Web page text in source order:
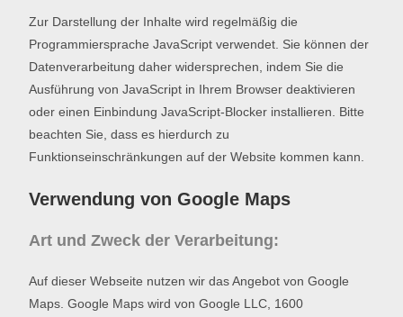
Zur Darstellung der Inhalte wird regelmäßig die
Programmiersprache JavaScript verwendet. Sie können der
Datenverarbeitung daher widersprechen, indem Sie die
Ausführung von JavaScript in Ihrem Browser deaktivieren
oder einen Einbindung JavaScript-Blocker installieren. Bitte
beachten Sie, dass es hierdurch zu
Funktionseinschränkungen auf der Website kommen kann.
Verwendung von Google Maps
Art und Zweck der Verarbeitung:
Auf dieser Webseite nutzen wir das Angebot von Google
Maps. Google Maps wird von Google LLC, 1600